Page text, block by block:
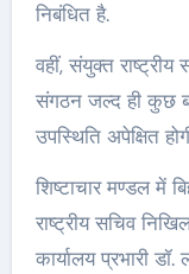
निबंधित है.
वहीं, संयुक्त राष्ट्रीय
संगठन जल्द ही कुछ
उपस्थिति अपेक्षित
शिष्टाचार मण्डल में
राष्ट्रीय सचिव
कार्यालय प्रभारी